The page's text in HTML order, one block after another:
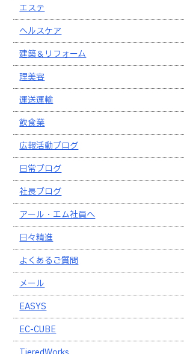
エステ
ヘルスケア
建築＆リフォーム
理美容
運送運輸
飲食業
広報活動ブログ
日常ブログ
社長ブログ
アール・エム社員へ
日々精進
よくあるご質問
メール
EASYS
EC-CUBE